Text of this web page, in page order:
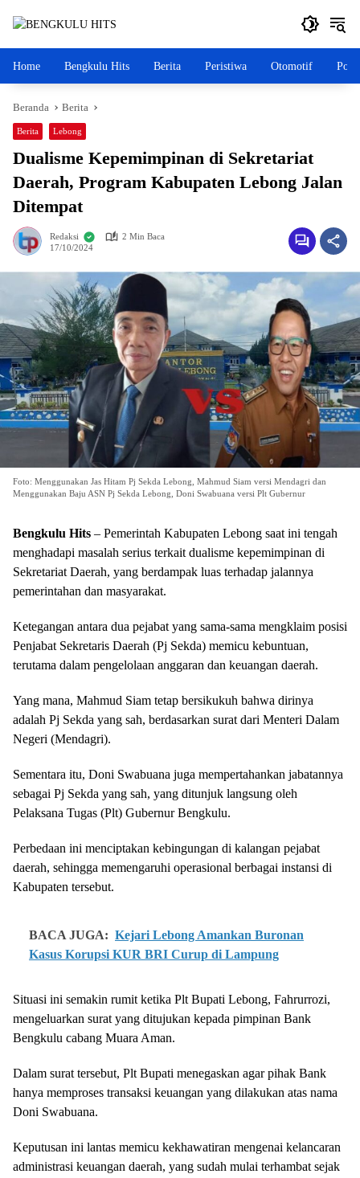
Home Bengkulu Hits Berita Peristiwa Otomotif
Beranda Berita
Berita Lebong
Dualisme Kepemimpinan di Sekretariat
Daerah, Program Kabupaten Lebong Jalan
Ditempat
Redaksi
2 Min Baca
17/10/2024
Foto: Menggunakan Jas Hitam Pj Sekda Lebong, Mahmud Siam versi Mendagri dan
Menggunakan Baju ASN Pj Sekda Lebong, Doni Swabuana versi Plt Gubernur
Bengkulu Hits – Pemerintah Kabupaten Lebong saat ini tengah
menghadapi masalah serius terkait dualisme kepemimpinan di
Sekretariat Daerah, yang berdampak luas terhadap jalannya
pemerintahan dan masyarakat.
Ketegangan antara dua pejabat yang sama-sama mengklaim posisi
Penjabat Sekretaris Daerah (Pj Sekda) memicu kebuntuan,
terutama dalam pengelolaan anggaran dan keuangan daerah.
Yang mana, Mahmud Siam tetap bersikukuh bahwa dirinya
adalah Pj Sekda yang sah, berdasarkan surat dari Menteri Dalam
Negeri (Mendagri).
Sementara itu, Doni Swabuana juga mempertahankan jabatannya
sebagai Pj Sekda yang sah, yang ditunjuk langsung oleh
Pelaksana Tugas (Plt) Gubernur Bengkulu.
Perbedaan ini menciptakan kebingungan di kalangan pejabat
daerah, sehingga memengaruhi operasional berbagai instansi di
Kabupaten tersebut.
BACA JUGA: Kejari Lebong Amankan Buronan
Kasus Korupsi KUR BRI Curup di Lampung
Situasi ini semakin rumit ketika Plt Bupati Lebong, Fahrurrozi,
mengeluarkan surat yang ditujukan kepada pimpinan Bank
Bengkulu cabang Muara Aman.
Dalam surat tersebut, Plt Bupati menegaskan agar pihak Bank
hanya memproses transaksi keuangan yang dilakukan atas nama
Doni Swabuana.
Keputusan ini lantas memicu kekhawatiran mengenai kelancaran
administrasi keuangan daerah, yang sudah mulai terhambat sejak